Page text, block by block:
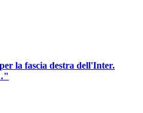
la fascia destra dell'Inter.